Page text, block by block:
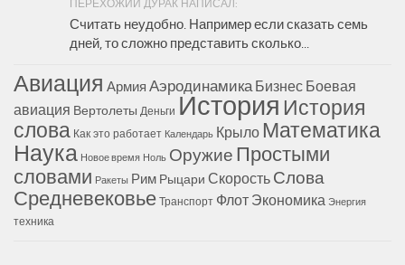
ПЕРЕХОЖИЙ ДУРАК НАПИСАЛ:
Считать неудобно. Например если сказать семь
дней, то сложно представить сколько...
Авиация Армия Аэродинамика Бизнес Боевая
авиация Вертолеты Деньги История История
слова Как это работает Календарь Крыло Математика
Наука Новое время Ноль Оружие Простыми
словами Ракеты Рим Рыцари Скорость Слова
Средневековье Транспорт Флот Экономика Энергия
техника